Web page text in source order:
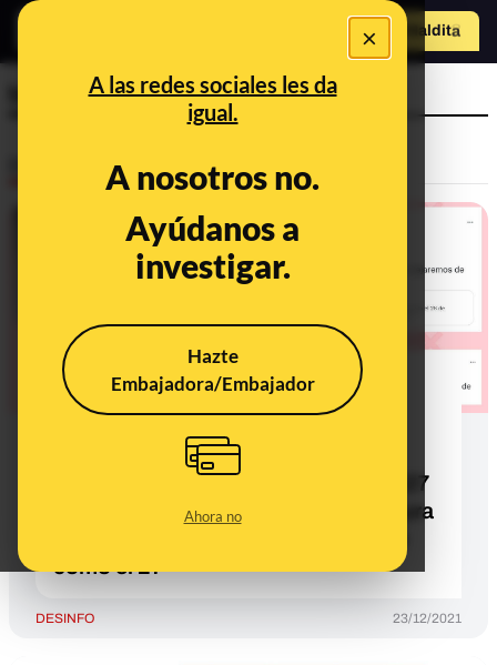
×
A las redes sociales les da
igual.
A nosotros no.
Ayúdanos a
investigar.
Hazte
Embajadora/Embajador
Ahora no
Hazte Maldito
¿Qué sabemos de la supuesta
Madrid del reparto de test de
antígenos a las farmacias del 24 al 27
de diciembre? La comunidad asegura
como el 27
DESINFO 23/12/2021